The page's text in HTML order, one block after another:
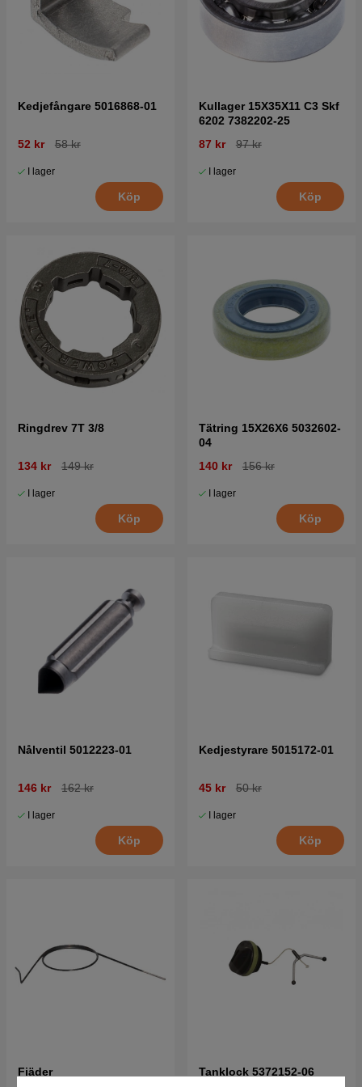
Kedjefångare 5016868-01
52 kr 58 kr
I lager
Köp
Kullager 15X35X11 C3 Skf
6202 7382202-25
87 kr
97 kr
I lager
Köp
Ringdrev 7T 3/8
134 kr 149 kr
I lager
Köp
Tätring 15X26X6 5032602-
04
140 kr
156 kr
I lager
Köp
Nålventil 5012223-01
146 kr 162 kr
I lager
Köp
Kedjestyrare 5015172-01
45 kr 50 kr
I lager
Köp
Fjäder Tanklock 5372152-06